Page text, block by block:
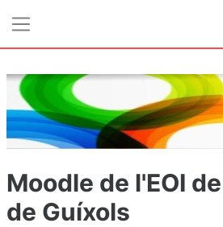
Moodle de l'EOI
de Guíxols